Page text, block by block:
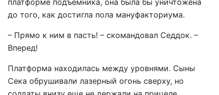
платформе подъемника, она была бы уничтожена
до того, как достигла пола мануфакториума.
– Прямо к ним в пасть! – скомандовал Седдок. –
Вперед!
Платформа находилась между уровнями. Сыны
Сека обрушивали лазерный огонь сверху, но